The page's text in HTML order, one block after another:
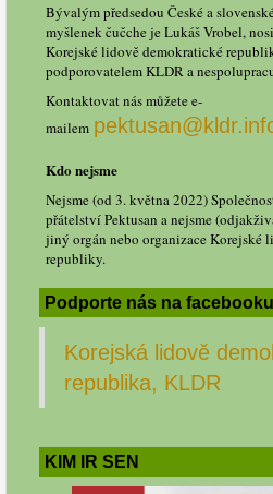
Bývalým předsedou České a
myšlenek čučche je Lukáš Vrobel,
Korejské lidově demokratické
podporovatelem KLDR a
Kontaktovat nás můžete e-
mailem
Kdo nejsme
Nejsme (od 3. května 2022)
přátelství Pektusan a nejsme
jiný orgán nebo organizace Korejské
republiky.
Podporte nás na
Korejská lidově
republika, KLDR
KIM IR SEN